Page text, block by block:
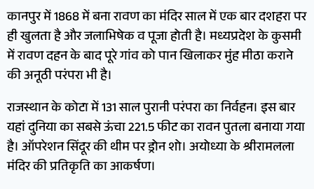
कानपुर में 1868 में बना रावण का मंदिर साल में एक बार दशहरा पर
ही खुलता है और जलाभिषेक व पूजा होती है। मध्यप्रदेश के कुसमी
में रावण दहन के बाद पूरे गांव को पान खिलाकर मुंह मीठा कराने
की अनूठी परंपरा भी है।
राजस्थान के कोटा में 131 साल पुरानी परंपरा का निर्वहन। इस बार
यहां दुनिया का सबसे ऊंचा 221.5 फीट का रावन पुतला बनाया गया
है। ऑपरेशन सिंदूर की थीम पर ड्रोन शो। अयोध्या के श्रीरामलला
मंदिर की प्रतिकृति का आकर्षण।